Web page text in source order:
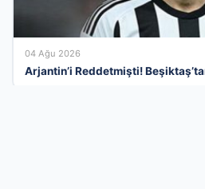
04 Ağu 2026
Arjantin’i Reddetmişti!